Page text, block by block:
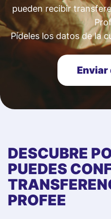
pueden recibir
Pídeles los datos de la
Enviar
DESCUBRE
PUEDES
PROFEE